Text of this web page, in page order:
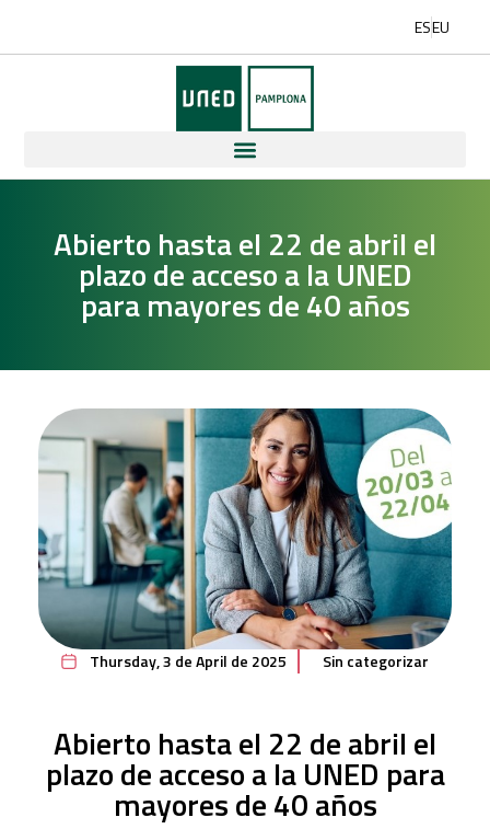
ESEU
Abierto hasta el 22 de abril el
plazo de acceso a la UNED
para mayores de 40 años
Thursday, 3 de April de 2025 Sin categorizar
Abierto hasta el 22 de abril el
plazo de acceso a la UNED para
mayores de 40 años